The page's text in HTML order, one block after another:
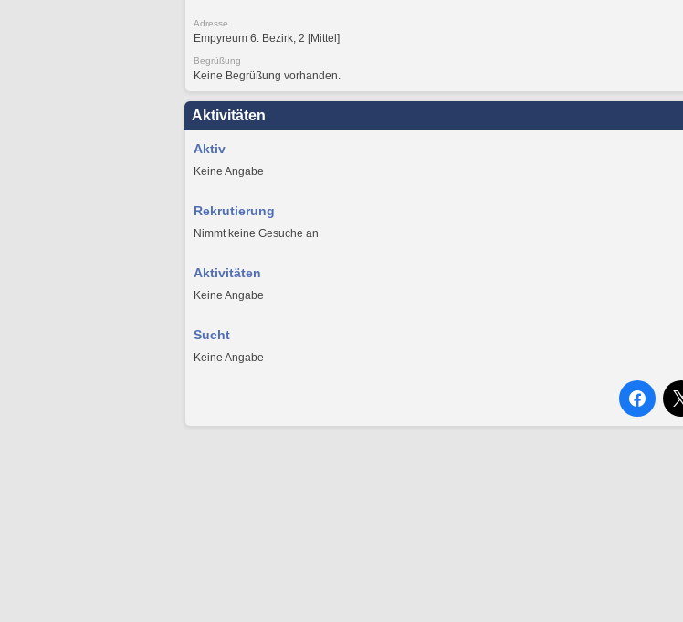
Adresse
Empyreum 6. Bezirk, 2 [Mittel]
Begrüßung
Keine Begrüßung vorhanden.
Aktivitäten
Aktiv
Keine Angabe
Rekrutierung
Nimmt keine Gesuche an
Aktivitäten
Keine Angabe
Sucht
Keine Angabe